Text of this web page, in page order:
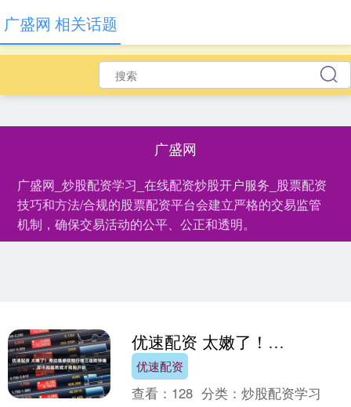
广盛网
广盛网_炒股配资学习_在线配资炒股开户服务_股票配资
技巧和方法/合规的股票配资平台会建立严格的交易监管
机制，确保交易活动的公平、公正和透明。
广盛网 相关话题
优速配资 太嫩了！弗拉格感叹独行侠三连败惨痛，却不知连败或才刚刚开始
优速配资
查看： 128 分类：炒股配资学习